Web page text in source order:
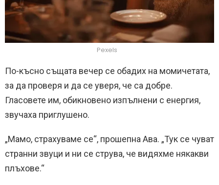
Pexels
По-късно същата вечер се обадих на момичетата,
за да проверя и да се уверя, че са добре.
Гласовете им, обикновено изпълнени с енергия,
звучаха приглушено.
„Мамо, страхуваме се“, прошепна Ава. „Тук се чуват
странни звуци и ни се струва, че видяхме някакви
плъхове.“